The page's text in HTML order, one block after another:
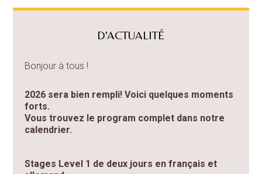
D'ACTUALITÉ
Bonjour à tous !
2026 sera bien rempli! Voici quelques moments
forts.
Vous trouvez le program complet dans notre
calendrier.
Stages Level 1 de deux jours en français et